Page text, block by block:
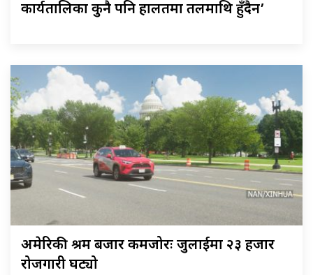
कार्यतालिका कुनै पनि हालतमा तलमाथि हुँदैन’
अमेरिकी श्रम बजार कमजोरः जुलाईमा २३ हजार
रोजगारी घट्यो